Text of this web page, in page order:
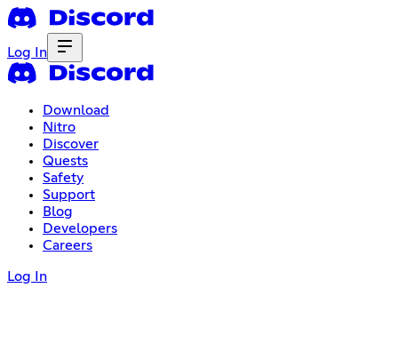
Log In
Download
Nitro
Discover
Quests
Safety
Support
Blog
Developers
Careers
Log In